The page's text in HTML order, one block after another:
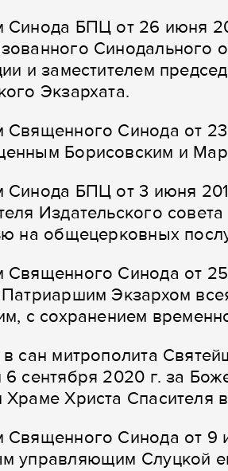
Синода БПЦ от 26 июня
Синодального
и заместителем
Экзархата.
Синода от
Борисовским и
Синода БПЦ от 3 июня
Издательского
на общецерковных
Священного Синода от
Экзархом
с сохранением
сан митрополита
сентября 2020 г. за
Христа Спасителя
Священного Синода от 9
управляющим Слуцкой